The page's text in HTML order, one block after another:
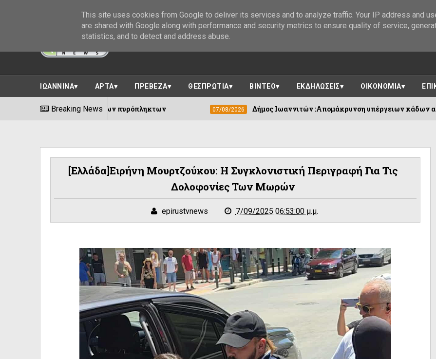
ΙΩΑΝΝΙΝΑ ΑΡΤΑ ΠΡΕΒΕΖΑ ΘΕΣΠΡΩΤΙΑ ΒΙΝΤΕΟ ΕΚΔΗΛΩΣΕΙΣ ΟΙΚΟΝΟΜΙΑ
Breaking News
στήριξη των πυρόπληκτων 07/08/2026 Δήμος Ιωαννιτών :Απομάκρυνση υπέργειων κάδων απορριμμάτων ....
[Eλλάδα]Ειρήνη Μουρτζούκου: Η Συγκλονιστική Περιγραφή Για Τις
Δολοφονίες Των Μωρών
epirustvnews 7/09/2025 06:53:00 μ.μ.
This site uses cookies from Google to deliver its services and to analyze traffic. Your IP address and
are shared with Google along with performance and security metrics to ensure quality of service,
statistics, and to detect and address abuse.